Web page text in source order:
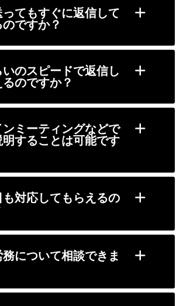
てもすぐに返信して
ですか？
いのスピードで返信し
のですか？
ンミーティングなどで
することは可能です
対応してもらえるの
について相談できま